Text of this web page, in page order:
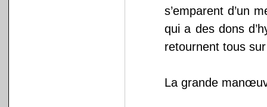
s’emparent d’un
qui a des dons
retournent tous
La grande